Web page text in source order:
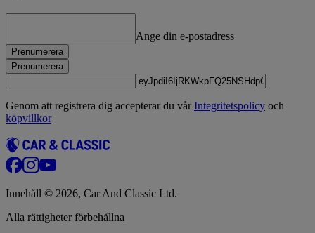
Ange din e-postadress
Prenumerera
Prenumerera
Genom att registrera dig accepterar du vårIntegritetspolicy och
köpvillkor
Innehåll © 2026, Car And Classic Ltd.
Alla rättigheter förbehållna